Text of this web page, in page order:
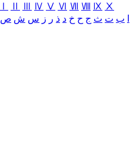
Ⅳ Ⅴ Ⅵ Ⅶ Ⅷ Ⅸ Ⅹ
ب ت ث ج ح خ د ذ ر ز س ش ص